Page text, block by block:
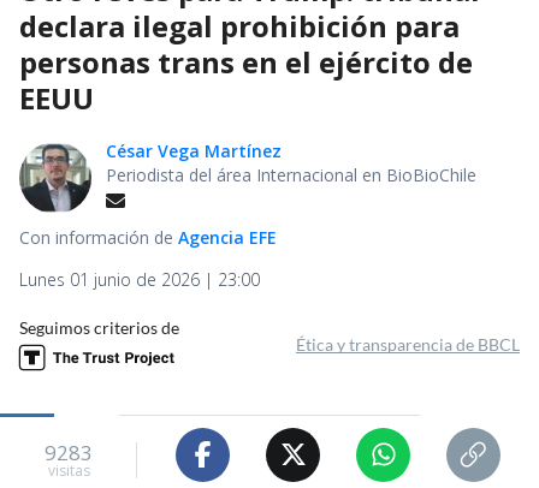
declara ilegal prohibición para
personas trans en el ejército de
EEUU
César Vega Martínez
Periodista del área Internacional en BioBioChile
Con información de Agencia EFE
Lunes 01 junio de 2026 | 23:00
Seguimos criterios de
Ética y transparencia de BBCL
9283
visitas